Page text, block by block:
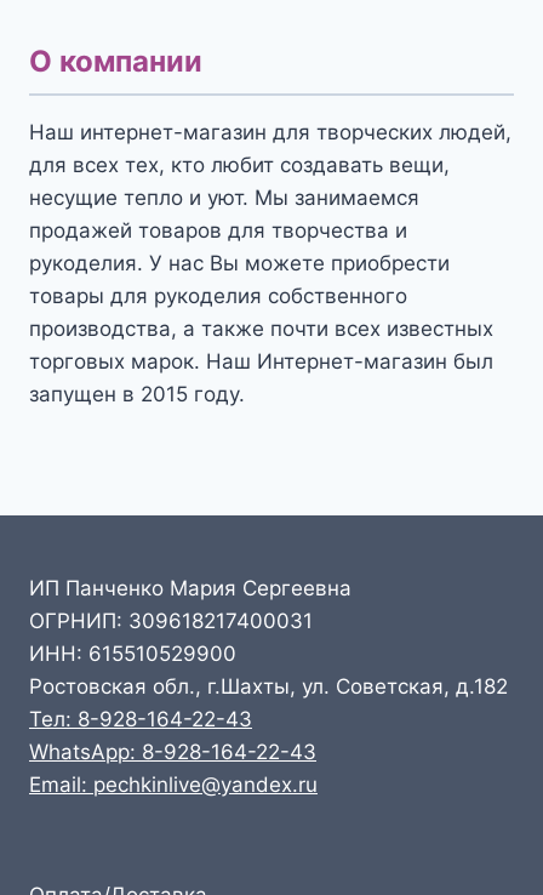
О компании
Наш интернет-магазин для творческих людей,
для всех тех, кто любит создавать вещи,
несущие тепло и уют. Мы занимаемся
продажей товаров для творчества и
рукоделия. У нас Вы можете приобрести
товары для рукоделия собственного
производства, а также почти всех известных
торговых марок. Наш Интернет-магазин был
запущен в 2015 году.
ИП Панченко Мария Сергеевна
ОГРНИП: 309618217400031
ИНН: 615510529900
Ростовская обл., г.Шахты, ул. Советская, д.182
Тел: 8-928-164-22-43
WhatsApp: 8-928-164-22-43
Email: pechkinlive@yandex.ru